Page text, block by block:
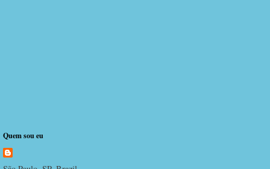
Quem sou eu